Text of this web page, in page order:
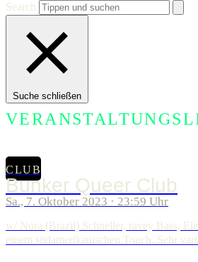
Search
Suche schließen
CLUB
Bunker Queer Club
Sa., 7. Oktober 2023 · 23:59 Uhr
w/ Nora (Brazil) Schneller, ravey Bass,
einem südamerikanischen Touch. Sehr